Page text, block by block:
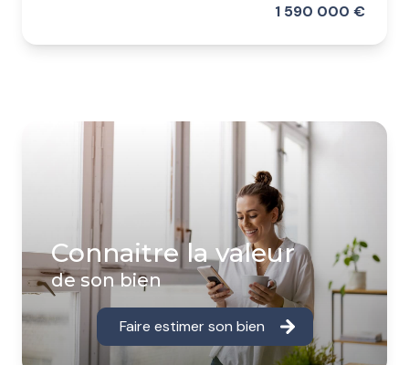
1 590 000 €
Connaitre la valeur
de son bien
Faire estimer son bien